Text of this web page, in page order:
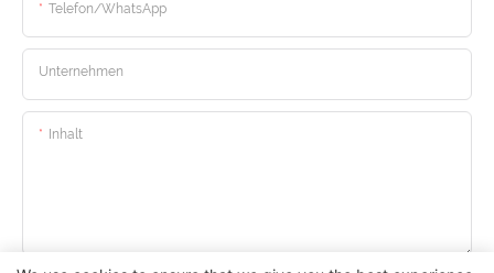
Telefon/WhatsApp
Unternehmen
Inhalt